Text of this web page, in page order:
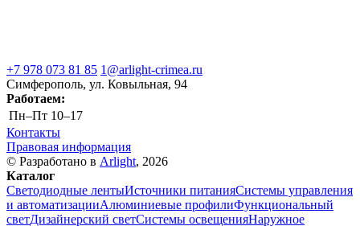
+7 978 073 81 85 1@arlight-crimea.ru
Симферополь, ул. Ковыльная, 94
Работаем:
Пн–Пт 10–17
Контакты
Правовая информация
© Разработано в Arlight, 2026
Каталог
Светодиодные лентыИсточники питанияСистемы управления
и автоматизацииАлюминиевые профилиФункциональный
светДизайнерский светСистемы освещенияНаружное